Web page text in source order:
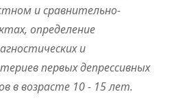
и сравнительно-
определение
и
первых депрессивных
в возрасте 10 - 15 лет.